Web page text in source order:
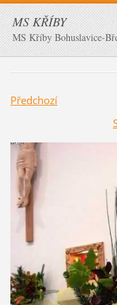
MS KŘÍBY
MS Kříby Bohuslavice-
Předchozí